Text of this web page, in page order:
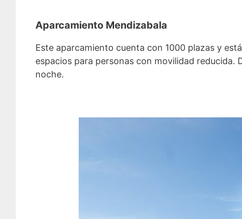
Aparcamiento Mendizabala
Este aparcamiento cuenta con 1000 plazas y
espacios para personas con movilidad reducida.
noche.